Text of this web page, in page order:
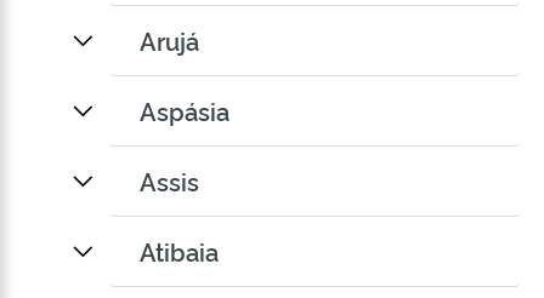
Arujá
Aspásia
Assis
Atibaia